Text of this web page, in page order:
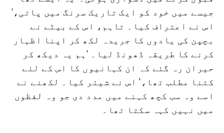
جیسے میں خود کو ایک تاریک سرنگ میں پاتی،'
اس نے اعتراف کیا۔ تاہم، اس کے بیٹے نے
بچپن کی یادوں کا جریدہ لکھ کر اپنا اظہار
کرنے کا طریقہ ڈھونڈ لیا۔ 'ہم یہ دیکھ کر
حیران رہ گئے کہ ان کہانیوں کا اس کے لئے
کتنا مطلب تھا،' اس نے شیئر کیا۔ لکھنے نے
اسے وہ سب کچھ کہنے میں مدد دی جو وہ لفظوں
میں نہیں کہہ سکتا تھا۔